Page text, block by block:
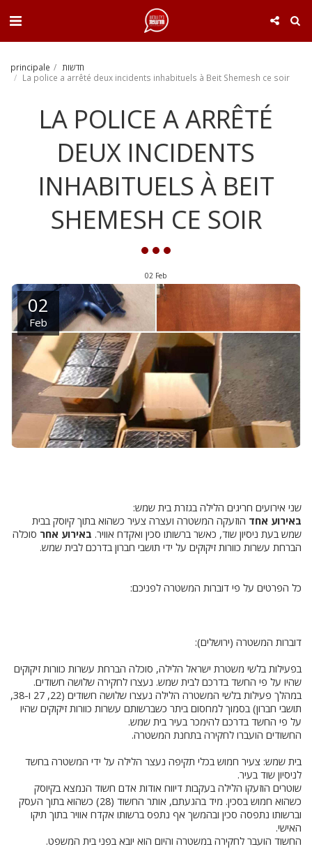
principale
חדשות
La police a arrêté deux incidents inhabituels à Beit Shemesh ce soir
LA POLICE A ARRÊTÉ
DEUX INCIDENTS
INHABITUELS À BEIT
SHEMESH CE SOIR
02 Feb
02
Feb
שני אירועים חריגים הלילה בגזרת בית שמש:
באירוע אחד הוזעקה המשטרה ועצרה צעיר כשהוא בתוך קיוסק בבית
שמש בעת ניסיון שוד, כאשר ברשותו סכין ואקדח אוויר. באירוע אחר סוכלה
הברחת עשרות כוורות זיקוקים על ידי תושבי חברון בדרכם לבית שמש.
כל הפרטים על פי דוברות המשטרה לפניכם:
דוברות המשטרה (ירושלים):
בפעילות בלשי משטרת ישראל הלילה, סוכלה הברחת עשרות כוורות זיקוקים
שהיו על פי החשד בדרכם לבית שמש. נעצרו לחקירה שלושה חשודים.
במהלך פעילות בלשי המשטרה הלילה נעצרו שלושה חשודים (22, 27 ו-38,
תושבי חברון) בסמוך למחסום ביתר כשברשותם עשרות כוורות זיקוקים שהיו
על פי החשד בדרכם להימכר בעיר בית שמש.
החשודים הועברו לחקירה בתחנת המשטרה.
בית שמש: צעיר חמוש בכלי תקיפה נעצר הלילה על ידי המשטרה בחשד
לניסיון שוד בעיר.
שוטרים הוזעקו הלילה בעקבות דיווח אודות אדם חשוד הנמצא בקיוסק
כשהוא חמוש בסכין. מיד בהגעתם, אותר החשוד (28) כשהוא בתוך העסק
וברשותו נתפסה סכין ובהמשך אף נתפס ברשותו אקדח אוויר בתוך תיקו
האישי.
החשוד הועבר לחקירה במשטרה והיום הוא יובא בפני בית המשפט.